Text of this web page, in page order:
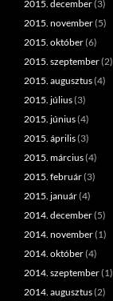
2015. december(3)
2015. november(5)
2015. október(6)
2015. szeptember(2)
2015. augusztus(4)
2015. július(3)
2015. június(4)
2015. április(3)
2015. március(4)
2015. február(3)
2015. január(4)
2014. december(5)
2014. november(1)
2014. október(4)
2014. szeptember(1)
2014. augusztus(2)